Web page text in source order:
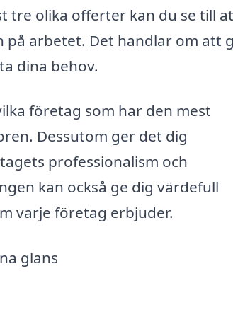
tre olika offerter kan du se till
arbetet. Det handlar om att
dina behov.
företag som har den mest
Dessutom ger det dig
professionalism och
kan också ge dig värdefull
varje företag erbjuder.
glans